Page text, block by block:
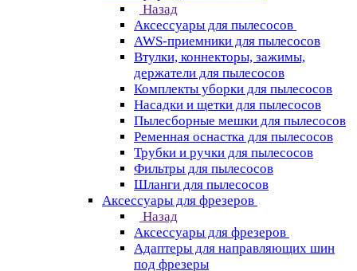
Назад
Аксессуары для пылесосов
AWS-приемники для пылесосов
Втулки, коннекторы, зажимы,
держатели для пылесосов
Комплекты уборки для пылесосов
Насадки и щетки для пылесосов
Пылесборные мешки для пылесосов
Ременная оснастка для пылесосов
Трубки и ручки для пылесосов
Фильтры для пылесосов
Шланги для пылесосов
Аксессуары для фрезеров
Назад
Аксессуары для фрезеров
Адаптеры для направляющих шин
под фрезеры